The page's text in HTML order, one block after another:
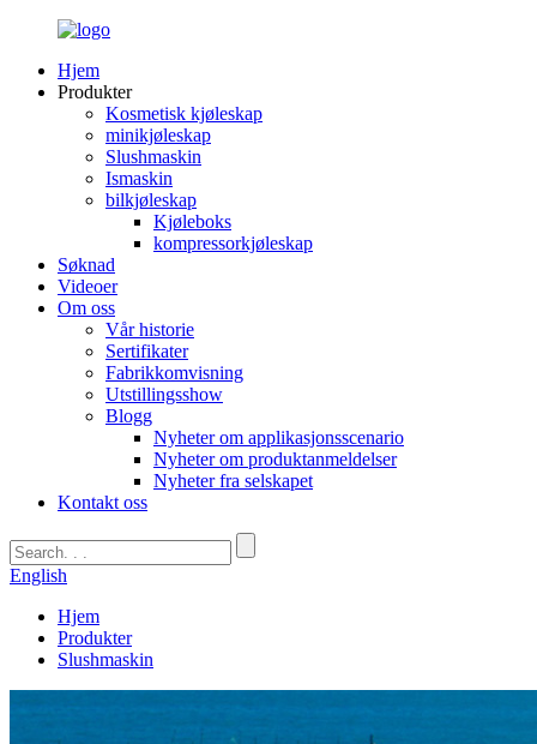
Hjem
Produkter
Kosmetisk kjøleskap
minikjøleskap
Slushmaskin
Ismaskin
bilkjøleskap
Kjøleboks
kompressorkjøleskap
Søknad
Videoer
Om oss
Vår historie
Sertifikater
Fabrikkomvisning
Utstillingsshow
Blogg
Nyheter om applikasjonsscenario
Nyheter om produktanmeldelser
Nyheter fra selskapet
Kontakt oss
English
Hjem
Produkter
Slushmaskin